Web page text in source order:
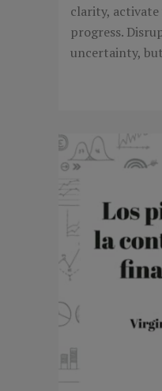
clarity, activate
progress.
uncertainty,